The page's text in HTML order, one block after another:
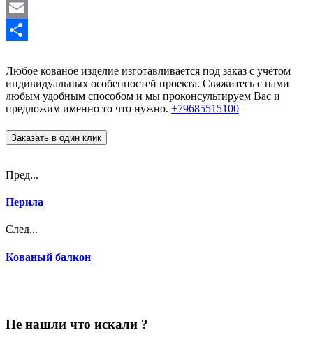
Twitter
Email
Любое кованое изделие изготавливается под заказ с учётом
индивидуальных особенностей проекта. Свяжитесь с нами
любым удобным способом и мы проконсультируем Вас и
предложим именно то что нужно. +79685515100
Заказать в один клик
Пред...
Перила
След...
Кованый балкон
Не нашли что искали ?